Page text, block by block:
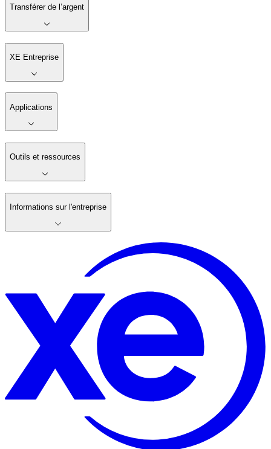
Transférer de l’argent
XE Entreprise
Applications
Outils et ressources
Informations sur l'entreprise